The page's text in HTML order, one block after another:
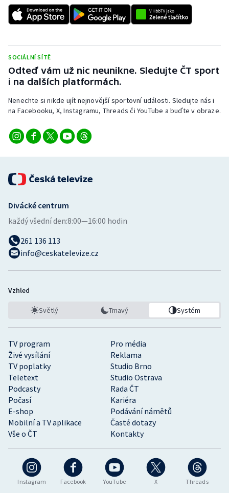
Sportovní střelba
Triatlon
Vodní slalom
Volejbal
SOCIÁLNÍ SÍTĚ
Odteď vám už nic neunikne. Sledujte ČT sport
i na dalších platformách.
Nenechte si nikde ujít nejnovější sportovní události. Sledujte nás i
na Facebooku, X, Instagramu, Threads či YouTube a buďte v obraze.
Instagram Facebook YouTube X Threads
TV program
Pro média
Živé vysílání
Reklama
TV poplatky
Studio Brno
Teletext
Studio Ostrava
Podcasty
Rada ČT
Počasí
Kariéra
E-shop
Podávání námětů
Mobilní a TV aplikace
Časté dotazy
Vše o ČT
Kontakty
Divácké centrum
každý všední den:8:00—16:00 hodin
261 136 113
info@ceskatelevize.cz
Vzhled
Světlý Tmavý Systém